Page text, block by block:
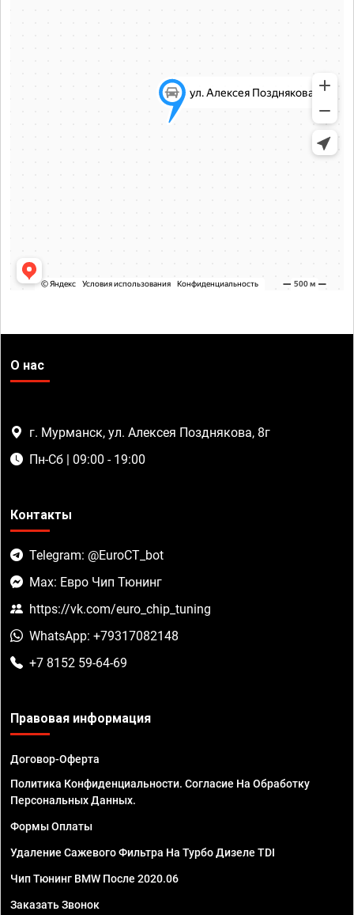
О нас
г. Мурманск, ул. Алексея Позднякова, 8г
Пн-Сб | 09:00 - 19:00
Контакты
Telegram: @EuroCT_bot
Max: Евро Чип Тюнинг
https://vk.com/euro_chip_tuning
WhatsApp: +79317082148
+7 8152 59-64-69
Правовая информация
Договор-Оферта
Политика Конфиденциальности. Согласие На Обработку
Персональных Данных.
Формы Оплаты
Удаление Сажевого Фильтра На Турбо Дизеле TDI
Чип Тюнинг BMW После 2020.06
Заказать Звонок